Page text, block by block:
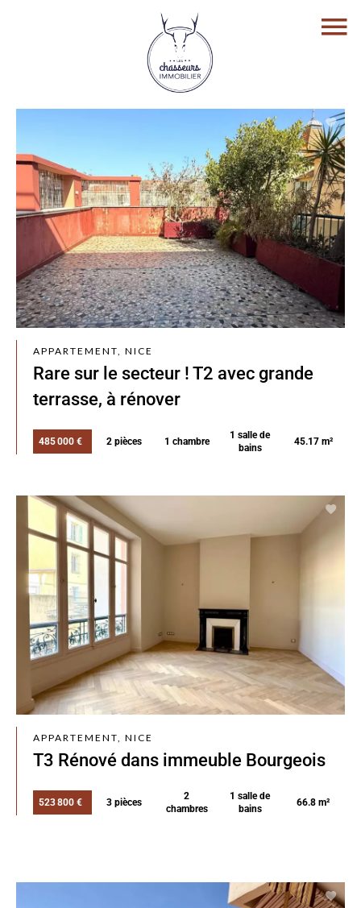
APPARTEMENT, NICE
Rare sur le secteur ! T2 avec grande
terrasse, à rénover
485 000 € 2 pièces 1 chambre
1 salle de
bains
45.17 m²
APPARTEMENT, NICE
T3 Rénové dans immeuble Bourgeois
523 800 € 3 pièces
2
chambres
1 salle de
bains
66.8 m²